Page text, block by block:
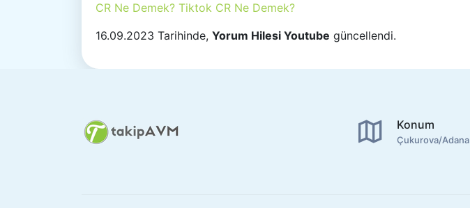
CR Ne Demek? Tiktok CR Ne Demek?
16.09.2023 Tarihinde, Yorum Hilesi Youtube güncellendi.
Konum
Çukurova/Adana